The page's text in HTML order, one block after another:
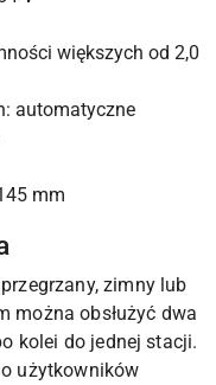
większych od 2,0
automatyczne
mm
zimny lub
można obsłużyć dwa
kolei do jednej stacji.
użytkowników